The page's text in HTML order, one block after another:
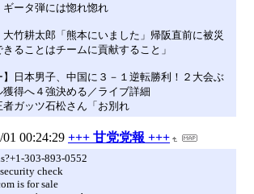
ータ弾には惚れ惚れ
大竹耕太郎「熊本にいました」帰阪直前に被災
きることはチームに貢献すること」
】日本男子、中国に３－１逆転勝利！２大会ぶ
獲得へ４強決める／ライブ詳細
者ガッツ石松さん「お別れ
01 00:24:29 +++ 甘党党報 +++
303-893-0552
check
is for sale